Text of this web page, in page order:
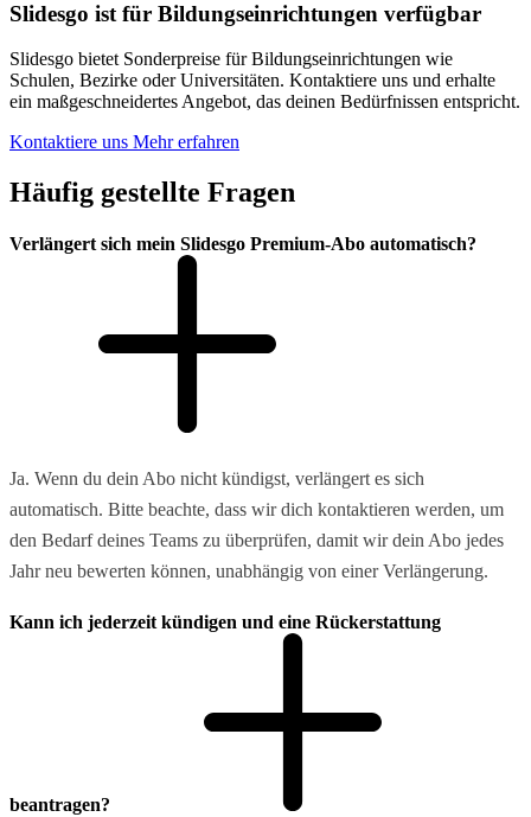
Slidesgo ist für Bildungseinrichtungen verfügbar
Slidesgo bietet Sonderpreise für Bildungseinrichtungen wie
Schulen, Bezirke oder Universitäten. Kontaktiere uns und erhalte
ein maßgeschneidertes Angebot, das deinen Bedürfnissen entspricht.
Kontaktiere uns Mehr erfahren
Häufig gestellte Fragen
Verlängert sich mein Slidesgo Premium-Abo automatisch?
Ja. Wenn du dein Abo nicht kündigst, verlängert es sich
automatisch. Bitte beachte, dass wir dich kontaktieren werden, um
den Bedarf deines Teams zu überprüfen, damit wir dein Abo jedes
Jahr neu bewerten können, unabhängig von einer Verlängerung.
Kann ich jederzeit kündigen und eine Rückerstattung
beantragen?